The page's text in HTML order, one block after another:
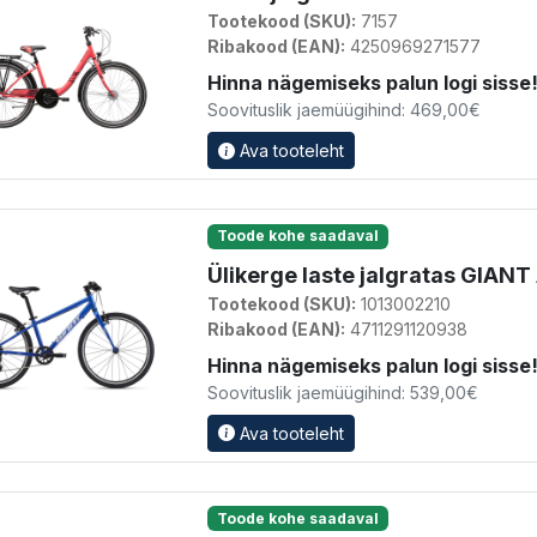
Tootekood (SKU): 7157
Ribakood (EAN): 4250969271577
Hinna nägemiseks palun logi
Soovituslik jaemüügihind: 469,00€
Ava tooteleht
Toode kohe saadaval
Ülikerge laste jalgratas GIANT
Tootekood (SKU): 1013002210
Ribakood (EAN): 4711291120938
Hinna nägemiseks palun logi
Soovituslik jaemüügihind: 539,00€
Ava tooteleht
Toode kohe saadaval